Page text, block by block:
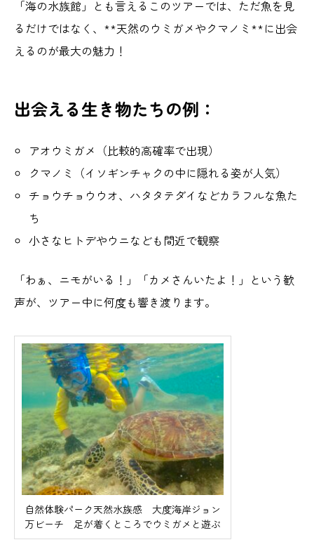
「海の水族館」とも言えるこのツアーでは、ただ魚を見
るだけではなく、**天然のウミガメやクマノミ**に出会
えるのが最大の魅力！
出会える生き物たちの例：
アオウミガメ（比較的高確率で出現）
クマノミ（イソギンチャクの中に隠れる姿が人気）
チョウチョウウオ、ハタタテダイなどカラフルな魚た
ち
小さなヒトデやウニなども間近で観察
「わぁ、ニモがいる！」「カメさんいたよ！」という歓
声が、ツアー中に何度も響き渡ります。
自然体験パーク天然水族感 大度海岸ジョン
万ビーチ 足が着くところでウミガメと遊ぶ